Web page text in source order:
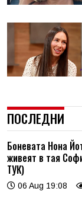
ПОСЛЕДНИ
Боневата Нона
живеят в тая
ТУК)
06 Aug 19:08